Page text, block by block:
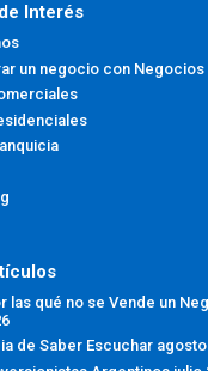
Interés
un negocio con Negocios
las qué no se Vende un
de Saber Escuchar agosto